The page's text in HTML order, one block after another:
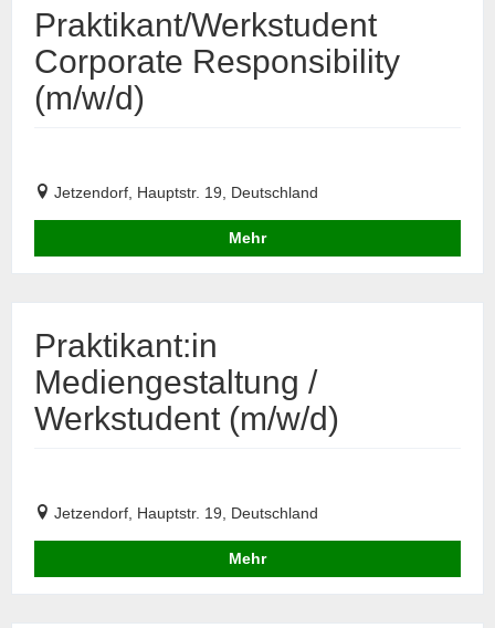
Praktikant/Werkstudent
Corporate Responsibility
(m/w/d)
Jetzendorf, Hauptstr. 19, Deutschland
Mehr
Praktikant:in
Mediengestaltung /
Werkstudent (m/w/d)
Jetzendorf, Hauptstr. 19, Deutschland
Mehr